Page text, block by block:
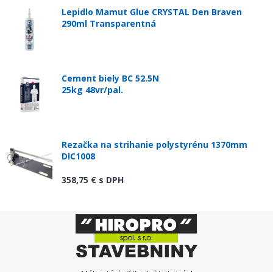
Lepidlo Mamut Glue CRYSTAL Den Braven
290ml Transparentná
Cement biely BC 52.5N
25kg 48vr/pal.
Rezačka na strihanie polystyrénu 1370mm
DIC1008
358,75 € s DPH